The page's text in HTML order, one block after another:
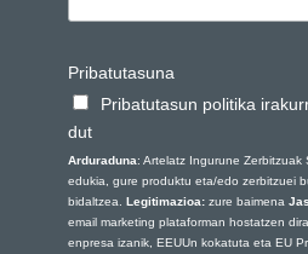
Pribatutasuna
Pribatutasun politika
dut
Arduraduna: Artelatz Ingurune Zerbitzuak
edukia, gure produktu eta/edo zerbitzuei
bidaltzea. Legitimazioa:zure baimena
email marketing plataforman hostatzen
enpresa izanik, EEUUn kokatuta eta EU